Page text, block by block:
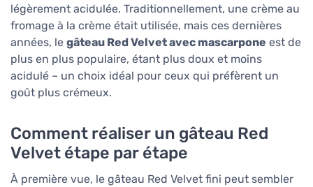
légèrement acidulée. Traditionnellement, une crème au
fromage à la crème était utilisée, mais ces dernières
années, le gâteau Red Velvet avec mascarpone est de
plus en plus populaire, étant plus doux et moins
acidulé – un choix idéal pour ceux qui préfèrent un
goût plus crémeux.
Comment réaliser un gâteau Red
Velvet étape par étape
À première vue, le gâteau Red Velvet fini peut sembler